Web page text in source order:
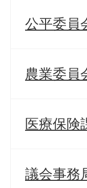
公平委員
農業委員
医療保険
議会事務